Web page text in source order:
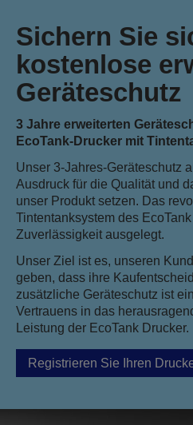
Sichern Sie
kostenlose
Geräteschutz
3 Jahre erweiterten
EcoTank-Drucker mit
Unser 3-Jahres-Geräteschutz
Ausdruck für die Qualität und
unser Produkt setzen. Das
Tintentanksystem des
Zuverlässigkeit ausgelegt.
Unser Ziel ist es, unseren
geben, dass ihre
zusätzliche Geräteschutz ist
Vertrauens in das
Leistung der EcoTank Drucker.
Registrieren Sie Ihren